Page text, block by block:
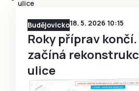
ulice
Budějovicko18. 5. 2026 10:15
Roky příprav
začíná
ulice